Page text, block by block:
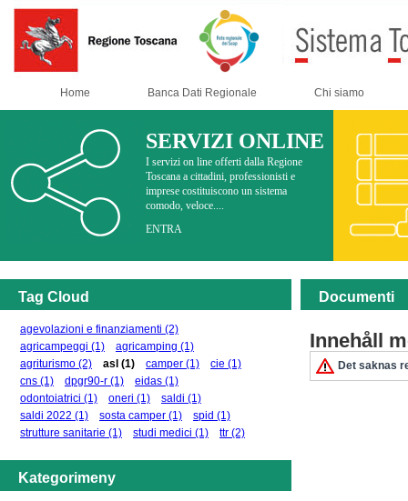
Home Banca Dati Regionale Chi siamo
SERVIZI ONLINE
I servizi on line offerti dalla Regione
Toscana a cittadini, professionisti e
imprese costituiscono un sistema
comodo, veloce....
ENTRA
Tag Cloud
agevolazioni e finanziamenti (2)
agricampeggi (1) agricamping (1)
agriturismo (2) asl (1) camper (1) cie (1)
cns (1) dpgr90-r (1) eidas (1)
odontoiatrici (1) oneri (1) saldi (1)
saldi 2022 (1) sosta camper (1) spid (1)
strutture sanitarie (1) studi medici (1) ttr (2)
Kategorimeny
Documenti
Innehåll
Det saknas